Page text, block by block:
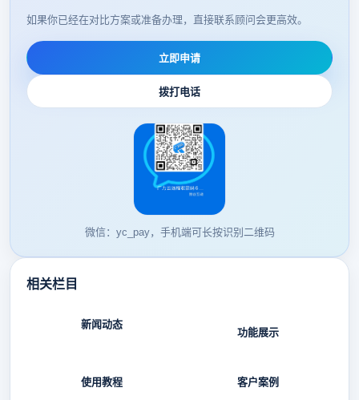
如果你已经在对比方案或准备办理，直接联系顾问会更高效。
立即申请
拨打电话
微信：yc_pay，手机端可长按识别二维码
相关栏目
新闻动态
功能展示
使用教程 客户案例